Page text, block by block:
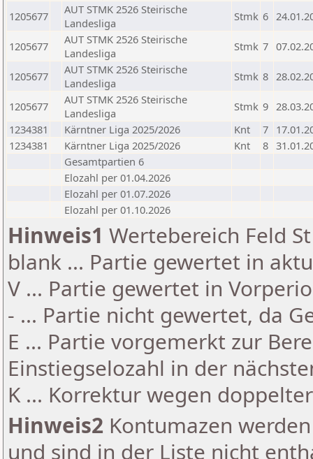
1205677
AUT STMK 2526 Steirische
Landesliga
Stmk 6
1205677
AUT STMK 2526 Steirische
Landesliga
Stmk 7
1205677
AUT STMK 2526 Steirische
Landesliga
Stmk 8
1205677
AUT STMK 2526 Steirische
Landesliga
Stmk 9
1234381
Kärntner Liga 2025/2026 Knt 7
1234381
Kärntner Liga 2025/2026 Knt 8
Gesamtpartien 6
Elozahl per 01.04.2026
Elozahl per 01.07.2026
Elozahl per 01.10.2026
Hinweis1 Wertebereich Feld
blank ... Partie gewertet in
V ... Partie gewertet in
- ... Partie nicht gewertet, da
E ... Partie vorgemerkt zur
Einstiegselozahl in der
K ... Korrektur wegen
Hinweis2 Kontumazen
und sind in der Liste nicht